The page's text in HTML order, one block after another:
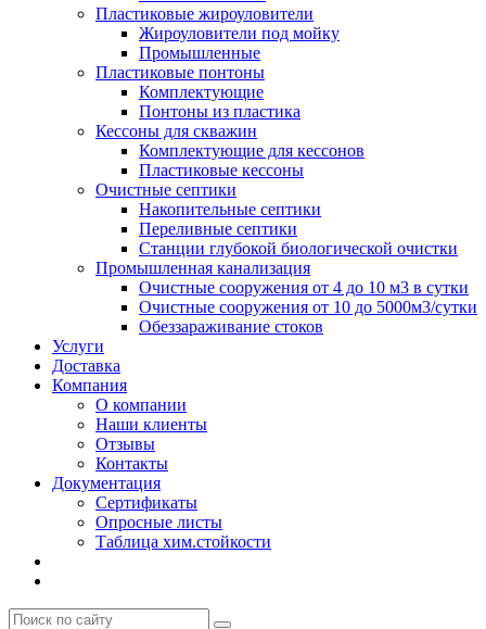
Пластиковые жироуловители
Жироуловители под мойку
Промышленные
Пластиковые понтоны
Комплектующие
Понтоны из пластика
Кессоны для скважин
Комплектующие для кессонов
Пластиковые кессоны
Очистные септики
Накопительные септики
Переливные септики
Станции глубокой биологической очистки
Промышленная канализация
Очистные сооружения от 4 до 10 м3 в сутки
Очистные сооружения от 10 до 5000м3/сутки
Обеззараживание стоков
Услуги
Доставка
Компания
О компании
Наши клиенты
Отзывы
Контакты
Документация
Сертификаты
Опросные листы
Таблица хим.стойкости